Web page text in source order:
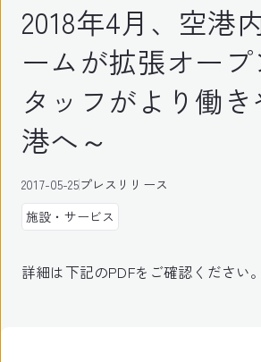
2018年4月、空港
ームが拡張オー
タッフがより働
港へ～
2017-05-25プレスリリース
施設・サービス
詳細は下記のPDFをご確認ください。